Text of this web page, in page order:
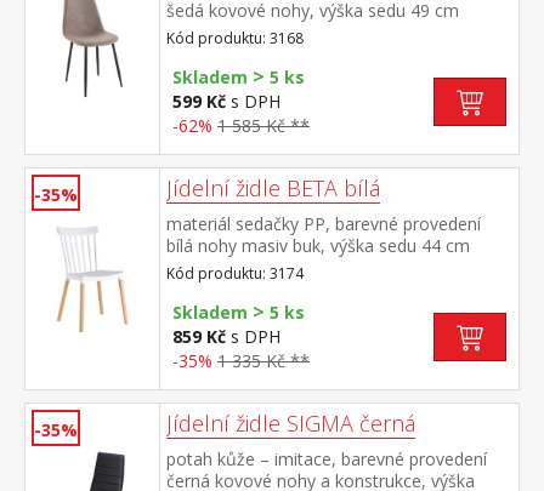
šedá kovové nohy, výška sedu 49 cm
Kód produktu: 3168
Skladem > 5 ks
599 Kč s DPH
-62% 1 585 Kč **
-35% Jídelní židle BETA bílá
materiál sedačky PP, barevné provedení
bílá nohy masiv buk, výška sedu 44 cm
Kód produktu: 3174
Skladem > 5 ks
859 Kč s DPH
-35% 1 335 Kč **
-35% Jídelní židle SIGMA černá
potah kůže – imitace, barevné provedení
černá kovové nohy a konstrukce, výška